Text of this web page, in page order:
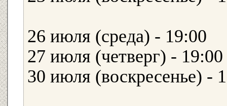
26 июля (среда) - 19:00
27 июля (четверг) - 19:00
30 июля (воскресенье) -